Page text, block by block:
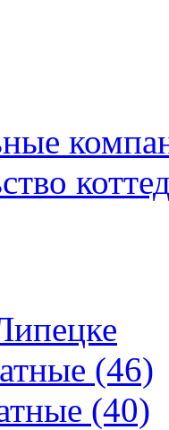
(46)
(40)